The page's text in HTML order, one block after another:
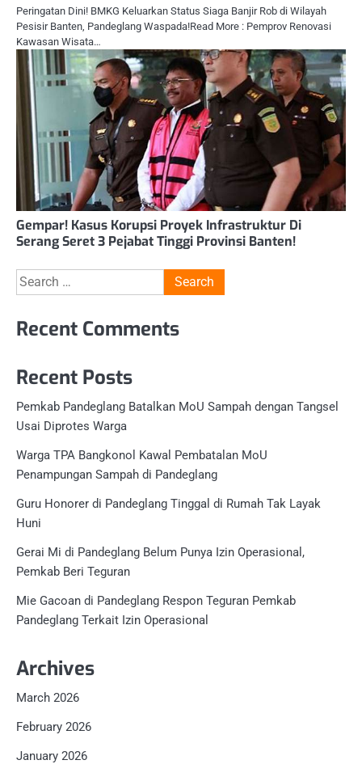
Peringatan Dini! BMKG Keluarkan Status Siaga Banjir Rob di Wilayah
Pesisir Banten, Pandeglang Waspada!Read More : Pemprov Renovasi
Kawasan Wisata…
Gempar! Kasus Korupsi Proyek Infrastruktur Di
Serang Seret 3 Pejabat Tinggi Provinsi Banten!
Search
for:
Recent Comments
Recent Posts
Pemkab Pandeglang Batalkan MoU Sampah dengan Tangsel
Usai Diprotes Warga
Warga TPA Bangkonol Kawal Pembatalan MoU
Penampungan Sampah di Pandeglang
Guru Honorer di Pandeglang Tinggal di Rumah Tak Layak
Huni
Gerai Mi di Pandeglang Belum Punya Izin Operasional,
Pemkab Beri Teguran
Mie Gacoan di Pandeglang Respon Teguran Pemkab
Pandeglang Terkait Izin Operasional
Archives
March 2026
February 2026
January 2026